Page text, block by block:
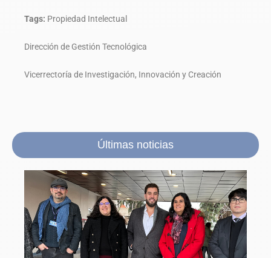
Tags: Propiedad Intelectual
Dirección de Gestión Tecnológica
Vicerrectoría de Investigación, Innovación y Creación
Últimas noticias